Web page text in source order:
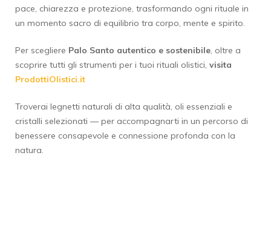
pace, chiarezza e protezione, trasformando ogni rituale in
un momento sacro di equilibrio tra corpo, mente e spirito.
Per scegliere Palo Santo autentico e sostenibile, oltre a
scoprire tutti gli strumenti per i tuoi rituali olistici, visita
ProdottiOlistici.it
Troverai legnetti naturali di alta qualità, oli essenziali e
cristalli selezionati — per accompagnarti in un percorso di
benessere consapevole e connessione profonda con la
natura.